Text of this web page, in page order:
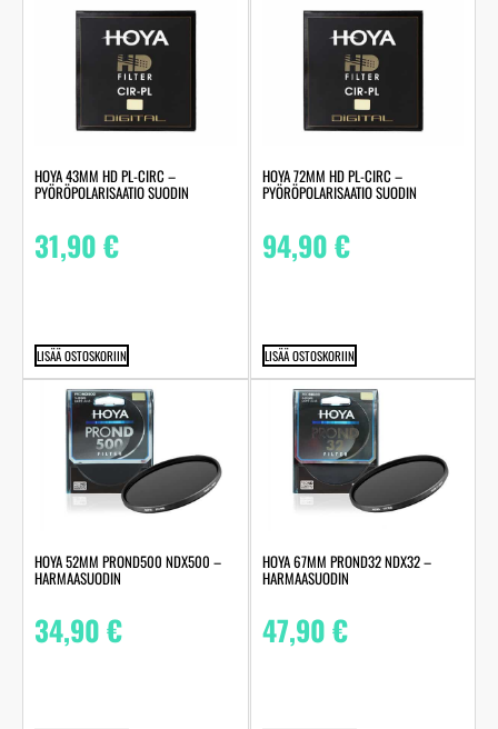
HOYA 43MM HD PL-CIRC –
PYÖRÖPOLARISAATIO SUODIN
31,90€
LISÄÄ OSTOSKORIIN
HOYA 72MM HD PL-CIRC –
PYÖRÖPOLARISAATIO SUODIN
94,90€
LISÄÄ OSTOSKORIIN
HOYA 52MM PROND500 NDX500 –
HARMAASUODIN
34,90€
HOYA 67MM PROND32 NDX32 –
HARMAASUODIN
47,90€